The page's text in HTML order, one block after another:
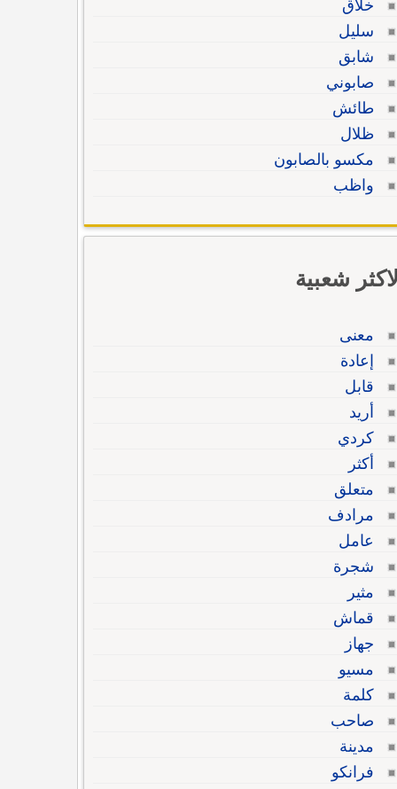
خلاق
سليل
شابق
صابوني
طائش
ظلال
مكسو بالصابون
واظب
الاكثر شعبية
معنى
إعادة
قابل
أريد
كردي
أكثر
متعلق
مرادف
عامل
شجرة
مثير
قماش
جهاز
مسيو
كلمة
صاحب
مدينة
فرانكو